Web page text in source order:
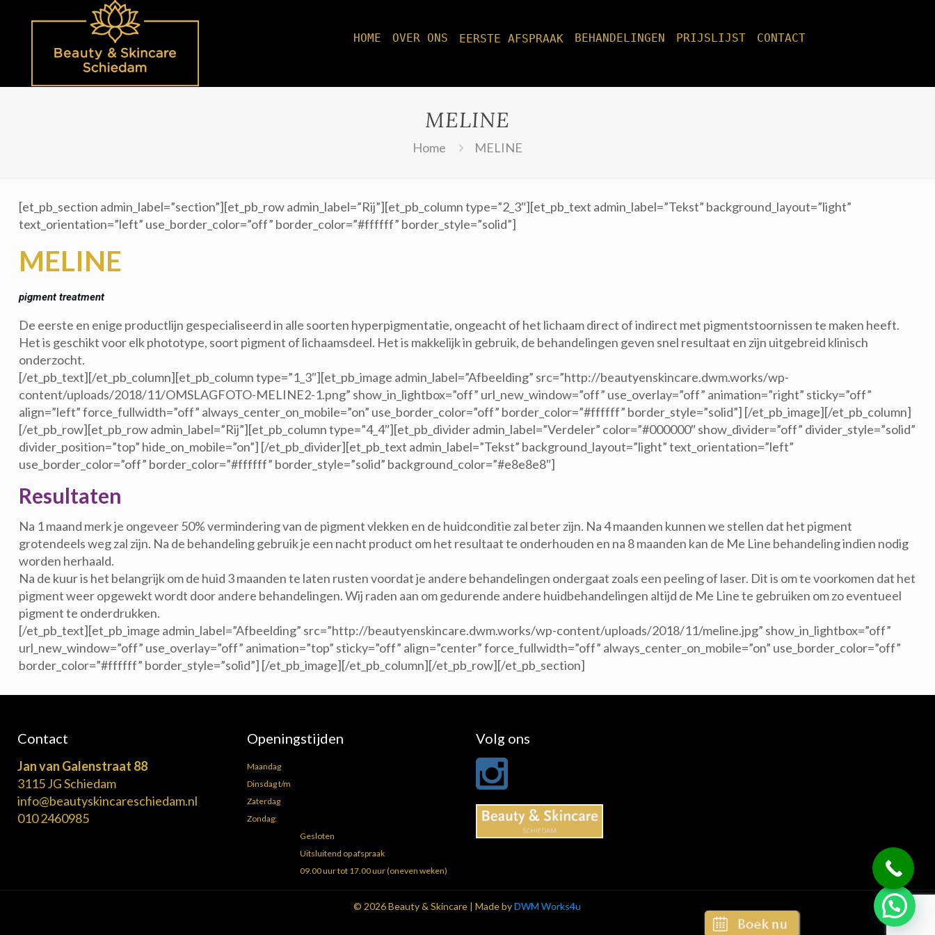
HOME OVER ONS EERSTE AFSPRAAK BEHANDELINGEN PRIJSLIJST CONTACT
MELINE
Home MELINE
[et_pb_section admin_label=”section”][et_pb_row admin_label=”Rij”][et_pb_column type=”2_3″][et_pb_text admin_label=”Tekst” background_layout=”light”
text_orientation=”left” use_border_color=”off” border_color=”#ffffff” border_style=”solid”]
MELINE
pigment treatment
De eerste en enige productlijn gespecialiseerd in alle soorten hyperpigmentatie, ongeacht of het lichaam direct of indirect met pigmentstoornissen te maken heeft.
Het is geschikt voor elk phototype, soort pigment of lichaamsdeel. Het is makkelijk in gebruik, de behandelingen geven snel resultaat en zijn uitgebreid klinisch
onderzocht.
[/et_pb_text][/et_pb_column][et_pb_column type=”1_3″][et_pb_image admin_label=”Afbeelding” src=”http://beautyenskincare.dwm.works/wp-
content/uploads/2018/11/OMSLAGFOTO-MELINE2-1.png” show_in_lightbox=”off” url_new_window=”off” use_overlay=”off” animation=”right” sticky=”off”
align=”left” force_fullwidth=”off” always_center_on_mobile=”on” use_border_color=”off” border_color=”#ffffff” border_style=”solid”] [/et_pb_image][/et_pb_column]
[/et_pb_row][et_pb_row admin_label=”Rij”][et_pb_column type=”4_4″][et_pb_divider admin_label=”Verdeler” color=”#000000″ show_divider=”off” divider_style=”solid”
divider_position=”top” hide_on_mobile=”on”] [/et_pb_divider][et_pb_text admin_label=”Tekst” background_layout=”light” text_orientation=”left”
use_border_color=”off” border_color=”#ffffff” border_style=”solid” background_color=”#e8e8e8″]
Resultaten
Na 1 maand merk je ongeveer 50% vermindering van de pigment vlekken en de huidconditie zal beter zijn. Na 4 maanden kunnen we stellen dat het pigment
grotendeels weg zal zijn. Na de behandeling gebruik je een nacht product om het resultaat te onderhouden en na 8 maanden kan de Me Line behandeling indien nodig
worden herhaald.
Na de kuur is het belangrijk om de huid 3 maanden te laten rusten voordat je andere behandelingen ondergaat zoals een peeling of laser. Dit is om te voorkomen dat het
pigment weer opgewekt wordt door andere behandelingen. Wij raden aan om gedurende andere huidbehandelingen altijd de Me Line te gebruiken om zo eventueel
pigment te onderdrukken.
[/et_pb_text][et_pb_image admin_label=”Afbeelding” src=”http://beautyenskincare.dwm.works/wp-content/uploads/2018/11/meline.jpg” show_in_lightbox=”off”
url_new_window=”off” use_overlay=”off” animation=”top” sticky=”off” align=”center” force_fullwidth=”off” always_center_on_mobile=”on” use_border_color=”off”
border_color=”#ffffff” border_style=”solid”] [/et_pb_image][/et_pb_column][/et_pb_row][/et_pb_section]
Contact
Jan van Galenstraat 88
3115 JG Schiedam
info@beautyskincareschiedam.nl
010 2460985
Openingstijden
Maandag
Dinsdag t/m
Zaterdag
Zondag:
Gesloten
Uitsluitend op afspraak
09.00 uur tot 17.00 uur (oneven weken)
Volg ons
© 2026 Beauty & Skincare | Made byDWM Works4u